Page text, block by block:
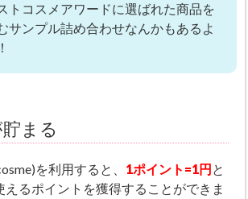
トコスメアワードに選ばれた商品を
サンプル詰め合わせなんかもあるよ
まる
を利用すると、 1ポイント=1円 と
えるポイントを獲得することができま